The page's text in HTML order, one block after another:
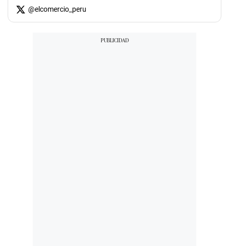
@elcomercio_peru